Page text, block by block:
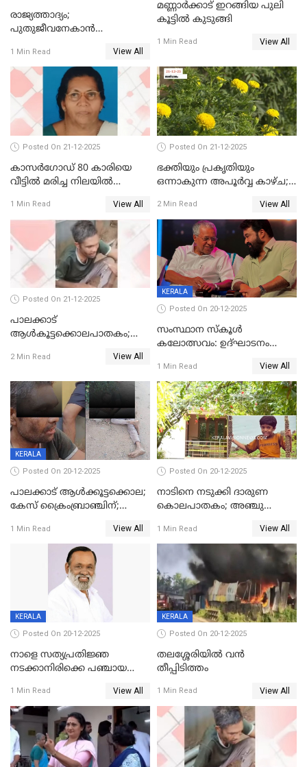
രാജ്യത്താദ്യം;
പുതുജീവനേകാൻ
എറണാകുളം സർക്കാർ
ജനറൽ
ആശുപത്രിയിലെത്തിച്ചു
1 Min Read View All
മണ്ണാർക്കാട് ഇറങ്ങിയ പുലി
കൂട്ടിൽ കുടുങ്ങി
1 Min Read View All
Posted On 21-12-2025
കാസർഗോഡ് 80 കാരിയെ
വീട്ടിൽ മരിച്ച നിലയിൽ
1 Min Read View All
Posted On 21-12-2025
ഭക്തിയും പ്രകൃതിയും
ഒന്നാകുന്ന അപൂര്‍വ്വ കാഴ്ച;
കാഴ്ചാനുഭവമൊരുക്കി
ശബരീ നന്ദനം
2 Min Read View All
Posted On 21-12-2025
പാലക്കാട്‌
ആൾകൂട്ടക്കൊലപാതകം;
ഊർജ്ജിതമാക്കിമാക്കി
2 Min Read View All
KERALA
Posted On 20-12-2025
സംസ്ഥാന സ്കൂൾ
കലോത്സവം: ഉദ്ഘാടനം
മുഖ്യാതിഥിയായി
മോഹൻലാൽ
1 Min Read View All
KERALA
Posted On 20-12-2025
പാലക്കാട് ആൾക്കൂട്ടക്കൊല;
കേസ് ക്രൈംബ്രാഞ്ചിന്;
അന്വേഷിക്കും
1 Min Read View All
Posted On 20-12-2025
നാടിനെ നടുക്കി ദാരുണ
കൊലപാതകം; അഞ്ചു
കഴുത്തുഞെരിച്ച് കൊന്നു
1 Min Read View All
KERALA
Posted On 20-12-2025
നാളെ സത്യപ്രതിജ്ഞ
നടക്കാനിരിക്കെ പഞ്ചായത്ത്
1 Min Read View All
KERALA
Posted On 20-12-2025
തലശ്ശേരിയിൽ വൻ
തീപ്പിടിത്തം
1 Min Read View All